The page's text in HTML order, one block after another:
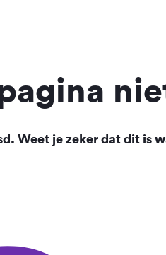
Weet je zeker dat dit is